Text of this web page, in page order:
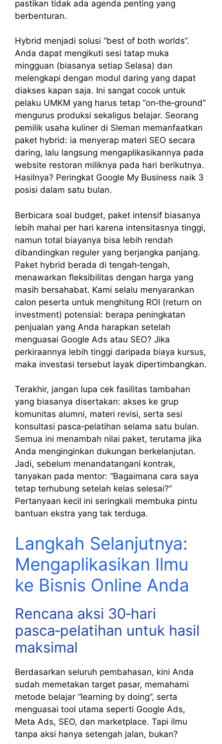
pastikan tidak ada agenda penting yang
berbenturan.
Hybrid menjadi solusi “best of both worlds”.
Anda dapat mengikuti sesi tatap muka
mingguan (biasanya setiap Selasa) dan
melengkapi dengan modul daring yang dapat
diakses kapan saja. Ini sangat cocok untuk
pelaku UMKM yang harus tetap “on‑the‑ground”
mengurus produksi sekaligus belajar. Seorang
pemilik usaha kuliner di Sleman memanfaatkan
paket hybrid: ia menyerap materi SEO secara
daring, lalu langsung mengaplikasikannya pada
website restoran miliknya pada hari berikutnya.
Hasilnya? Peringkat Google My Business naik 3
posisi dalam satu bulan.
Berbicara soal budget, paket intensif biasanya
lebih mahal per hari karena intensitasnya tinggi,
namun total biayanya bisa lebih rendah
dibandingkan reguler yang berjangka panjang.
Paket hybrid berada di tengah‑tengah,
menawarkan fleksibilitas dengan harga yang
masih bersahabat. Kami selalu menyarankan
calon peserta untuk menghitung ROI (return on
investment) potensial: berapa peningkatan
penjualan yang Anda harapkan setelah
menguasai Google Ads atau SEO? Jika
perkiraannya lebih tinggi daripada biaya kursus,
maka investasi tersebut layak dipertimbangkan.
Terakhir, jangan lupa cek fasilitas tambahan
yang biasanya disertakan: akses ke grup
komunitas alumni, materi revisi, serta sesi
konsultasi pasca‑pelatihan selama satu bulan.
Semua ini menambah nilai paket, terutama jika
Anda menginginkan dukungan berkelanjutan.
Jadi, sebelum menandatangani kontrak,
tanyakan pada mentor: “Bagaimana cara saya
tetap terhubung setelah kelas selesai?”
Pertanyaan kecil ini seringkali membuka pintu
bantuan ekstra yang tak terduga.
Langkah Selanjutnya:
Mengaplikasikan Ilmu
ke Bisnis Online Anda
Rencana aksi 30‑hari
pasca‑pelatihan untuk hasil
maksimal
Berdasarkan seluruh pembahasan, kini Anda
sudah memetakan target pasar, memahami
metode belajar “learning by doing”, serta
menguasai tool utama seperti Google Ads,
Meta Ads, SEO, dan marketplace. Tapi ilmu
tanpa aksi hanya setengah jalan, bukan?